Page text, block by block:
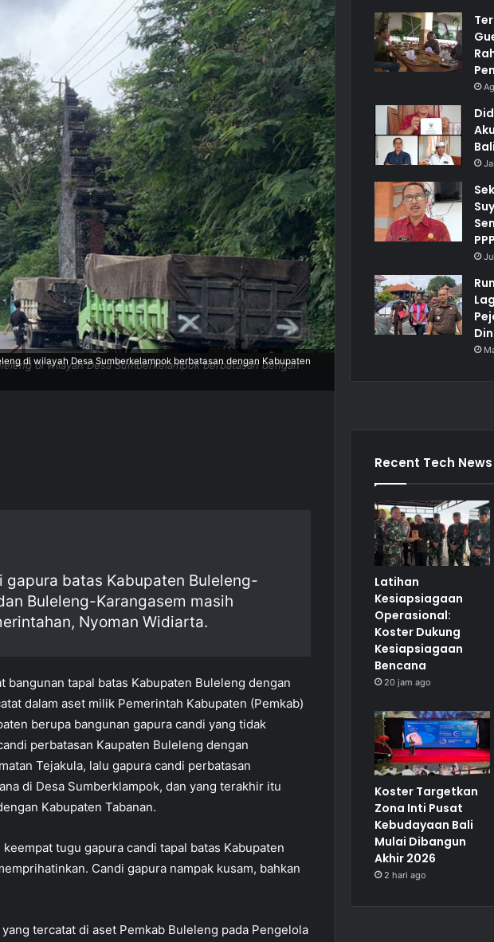
di wilayah Desa Sumberkelampok berbatasan dengan
di wilayah Desa Sumberkelampok berbatasan dengan Kabupaten
batas Kabupaten Buleleng-
Buleleng-Karangasem masih
Nyoman Widiarta.
bangunan tapal batas Kabupaten Buleleng dengan
dalam aset milik Pemerintah Kabupaten (Pemkab)
berupa bangunan gapura candi yang tidak
perbatasan Kaupaten Buleleng dengan
Tejakula, lalu gapura candi perbatasan
di Desa Sumberklampok, dan yang terakhir itu
Kabupaten Tabanan.
tugu gapura candi tapal batas Kabupaten
Candi gapura nampak kusam, bahkan
tercatat di aset Pemkab Buleleng pada Pengelola
Recent Tech News
Latihan
Kesiapsiagaan
Operasional:
Koster Dukung
Kesiapsiagaan
Bencana
20 jam ago
Koster Targetkan
Zona Inti Pusat
Kebudayaan Bali
Mulai Dibangun
Akhir 2026
2 hari ago